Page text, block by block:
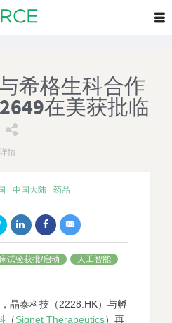
希格生科合作
在美获批临
详情
中国大陆 药品
试验获批/启动
人工智能
晶泰科技（2228.HK）与孵
（Signet Therapeutics）再